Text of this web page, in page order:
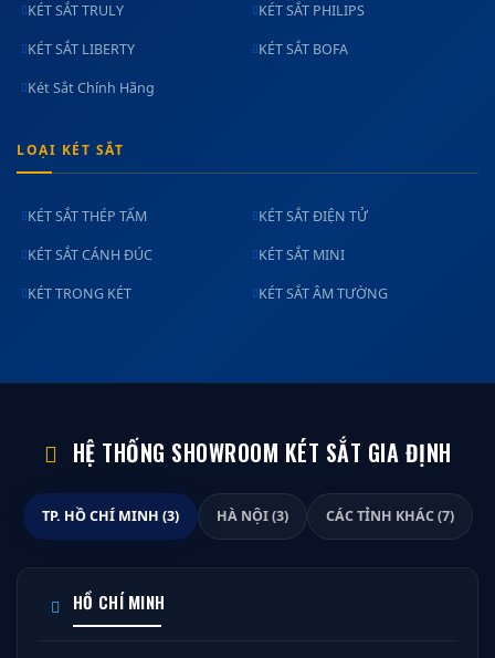
KÉT SẮT TRULY KÉT SẮT PHILIPS
KÉT SẮT LIBERTY KÉT SẮT BOFA
Két Sắt Chính Hãng
LOẠI KÉT SẮT
KÉT SẮT THÉP TẤM KÉT SẮT ĐIỆN TỬ
KÉT SẮT CÁNH ĐÚC KÉT SẮT MINI
KÉT TRONG KÉT KÉT SẮT ÂM TƯỜNG
HỆ THỐNG SHOWROOM KÉT SẮT GIA ĐỊNH
TP. HỒ CHÍ MINH (3) HÀ NỘI (3) CÁC TỈNH KHÁC (7)
HỒ CHÍ MINH